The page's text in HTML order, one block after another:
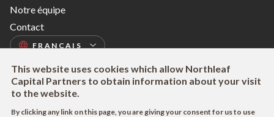
Right
Notre équipe
Contact
This website uses cookies which allow Northleaf
Capital Partners to obtain information about your visit
to the website.
By clicking any link on this page, you are giving your consent for us to use